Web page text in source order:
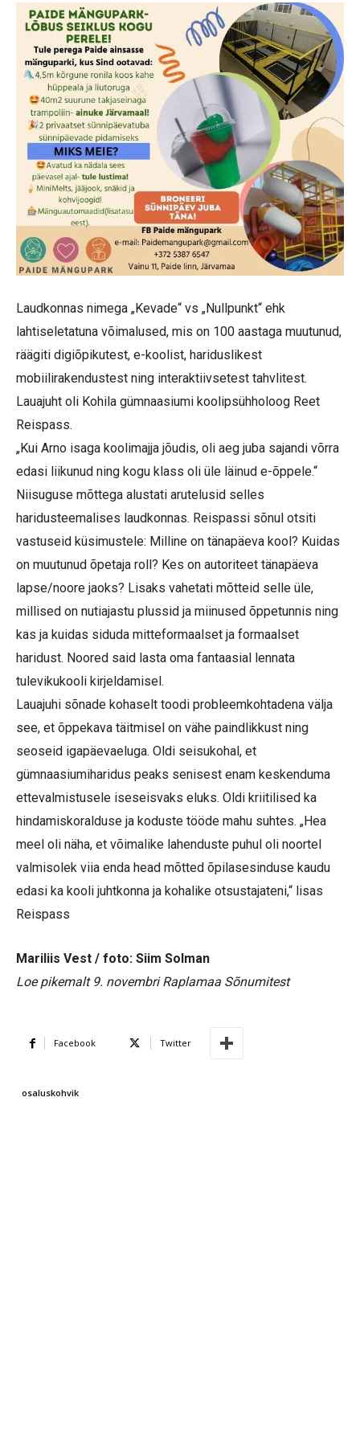
Laudkonnas nimega „Kevade“ vs „Nullpunkt“ ehk
lahtiseletatuna võimalused, mis on 100 aastaga muutunud,
räägiti digiõpikutest, e-koolist, hariduslikest
mobiilirakendustest ning interaktiivsetest tahvlitest.
Lauajuht oli Kohila gümnaasiumi koolipsühholoog Reet
Reispass.
„Kui Arno isaga koolimajja jõudis, oli aeg juba sajandi võrra
edasi liikunud ning kogu klass oli üle läinud e-õppele.“
Niisuguse mõttega alustati arutelusid selles
haridusteemalises laudkonnas. Reispassi sõnul otsiti
vastuseid küsimustele: Milline on tänapäeva kool? Kuidas
on muutunud õpetaja roll? Kes on autoriteet tänapäeva
lapse/noore jaoks? Lisaks vahetati mõtteid selle üle,
millised on nutiajastu plussid ja miinused õppetunnis ning
kas ja kuidas siduda mitteformaalset ja formaalset
haridust. Noored said lasta oma fantaasial lennata
tulevikukooli kirjeldamisel.
Lauajuhi sõnade kohaselt toodi probleemkohtadena välja
see, et õppekava täitmisel on vähe paindlikkust ning
seoseid igapäevaeluga. Oldi seisukohal, et
gümnaasiumiharidus peaks senisest enam keskenduma
ettevalmistusele iseseisvaks eluks. Oldi kriitilised ka
hindamiskoralduse ja koduste tööde mahu suhtes. „Hea
meel oli näha, et võimalike lahenduste puhul oli noortel
valmisolek viia enda head mõtted õpilasesinduse kaudu
edasi ka kooli juhtkonna ja kohalike otsustajateni,“ lisas
Reispass
Mariliis Vest / foto: Siim Solman
Loe pikemalt 9. novembri Raplamaa Sõnumitest
Facebook Twitter
osaluskohvik